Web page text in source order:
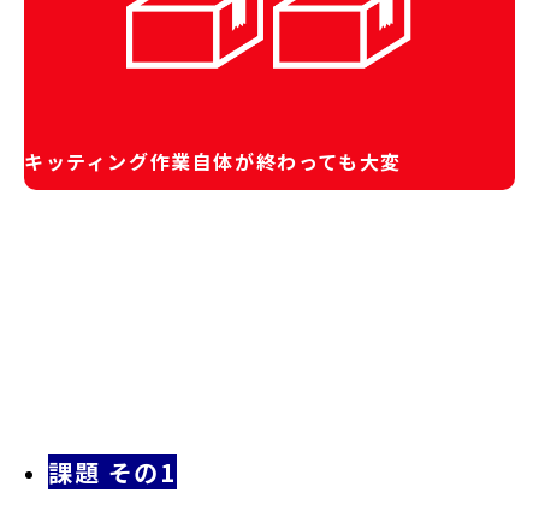
キッティング作業自体が終わっても大変
課題 その1